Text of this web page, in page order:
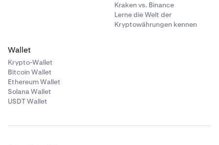
Kraken vs. Binance
Lerne die Welt der
Kryptowährungen kennen
Wallet
Krypto-Wallet
Bitcoin Wallet
Ethereum Wallet
Solana Wallet
USDT Wallet